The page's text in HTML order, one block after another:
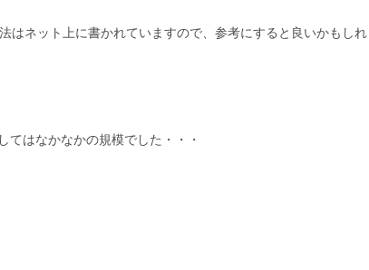
はネット上に書かれていますので、参考にすると良いかもしれ
てはなかなかの規模でした・・・